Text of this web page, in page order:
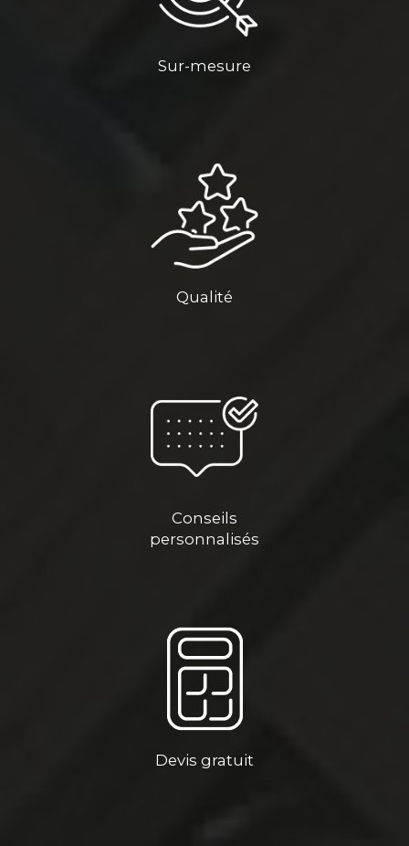
Sur-mesure
Qualité
Conseils
personnalisés
Devis gratuit